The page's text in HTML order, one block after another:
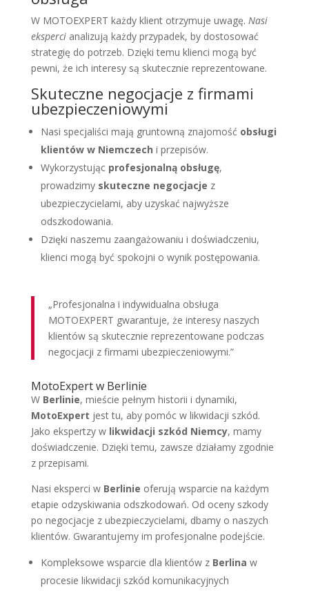
W MOTOEXPERT każdy klient otrzymuje uwagę. Nasi
ekspercianalizują każdy przypadek, by dostosować
strategię do potrzeb. Dzięki temu klienci mogą być
pewni, że ich interesy są skutecznie reprezentowane.
Skuteczne negocjacje z firmami
ubezpieczeniowymi
Nasi specjaliści mają gruntowną znajomość obsługi
klientów w Niemczech i przepisów.
Wykorzystując profesjonalną obsługę,
prowadzimy skuteczne negocjacje z
ubezpieczycielami, aby uzyskać najwyższe
odszkodowania.
Dzięki naszemu zaangażowaniu i doświadczeniu,
klienci mogą być spokojni o wynik postępowania.
„Profesjonalna i indywidualna obsługa
MOTOEXPERT gwarantuje, że interesy naszych
klientów są skutecznie reprezentowane podczas
negocjacji z firmami ubezpieczeniowymi.”
MotoExpert w Berlinie
W Berlinie, mieście pełnym historii i dynamiki,
MotoExpert jest tu, aby pomóc w likwidacji szkód.
Jako ekspertzy w likwidacji szkód Niemcy, mamy
doświadczenie. Dzięki temu, zawsze działamy zgodnie
z przepisami.
Nasi eksperci w Berlinie oferują wsparcie na każdym
etapie odzyskiwania odszkodowań. Od oceny szkody
po negocjacje z ubezpieczycielami, dbamy o naszych
klientów. Gwarantujemy im profesjonalne podejście.
Kompleksowe wsparcie dla klientów z Berlina w
procesie likwidacji szkód komunikacyjnych